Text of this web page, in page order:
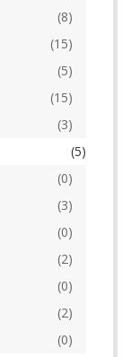
8
15
5
15
3
5
0
3
0
2
0
2
0